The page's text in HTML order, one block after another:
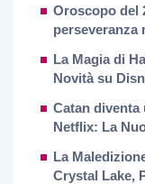
Oroscopo del
perseveranza
La Magia di
Novità su
Catan diventa
Netflix: La
La
Crystal Lake,